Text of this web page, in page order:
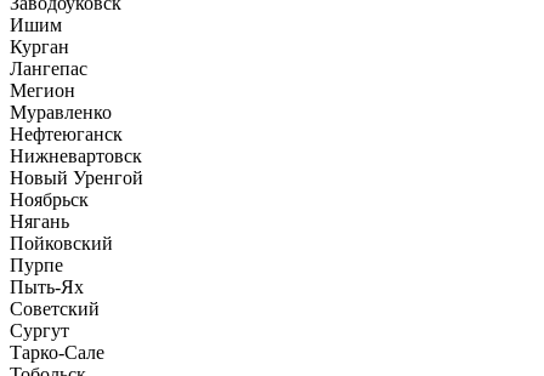
Ишим
Курган
Лангепас
Мегион
Муравленко
Нефтеюганск
Нижневартовск
Новый Уренгой
Ноябрьск
Нягань
Пойковский
Пурпе
Пыть-Ях
Советский
Сургут
Тарко-Сале